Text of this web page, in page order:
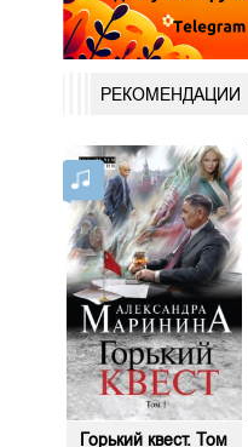
РЕКОМЕНДАЦИИ
Горький квест. Том